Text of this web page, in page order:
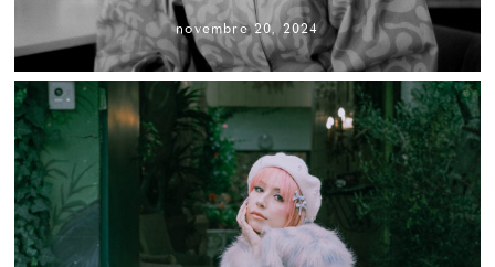
novembre 20, 2024